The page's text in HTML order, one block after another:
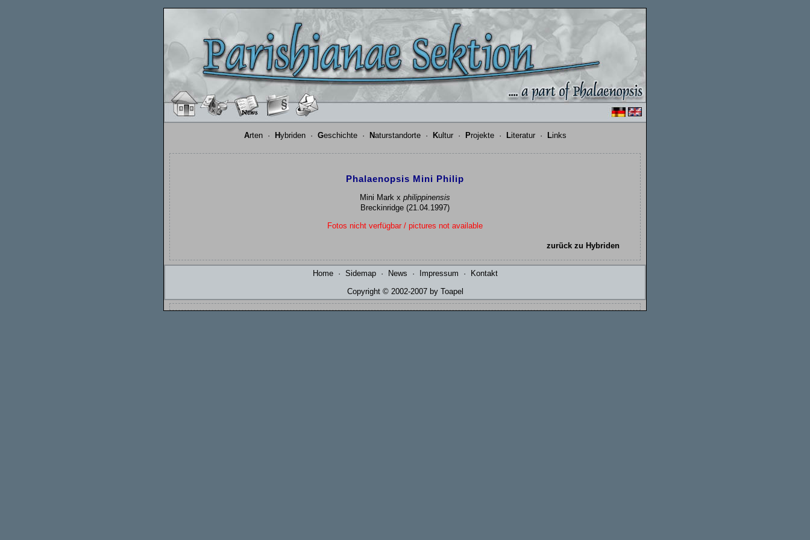
Arten · Hybriden · Geschichte · Naturstandorte · Kultur · Projekte · Literatur · Links
Phalaenopsis Mini Philip
Mini Mark x philippinensis
Breckinridge (21.04.1997)
Fotos nicht verfügbar / pictures not available
zurück zu Hybriden
Home · Sidemap · News · Impressum ·
Kontakt
Copyright © 2002-2007 by Toapel